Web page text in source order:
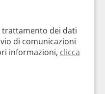
trattamento dei dati
di comunicazioni
informazioni, clicca